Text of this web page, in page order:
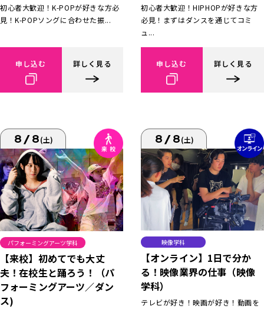
初心者大歓迎！K-POPが好きな方必
見！K-POPソングに合わせた振...
申し込む 詳しく見る
初心者大歓迎！HIPHOPが好きな方
必見！まずはダンスを通じてコミ
ュ...
申し込む 詳しく見る
8/8(土)
パフォーミングアーツ学科
【来校】初めてでも大丈
夫！在校生と踊ろう！（パ
フォーミングアーツ／ダン
ス)
8/8(土)
映像学科
【オンライン】1日で分か
る！映像業界の仕事（映像
学科）
テレビが好き！映画が好き！動画を